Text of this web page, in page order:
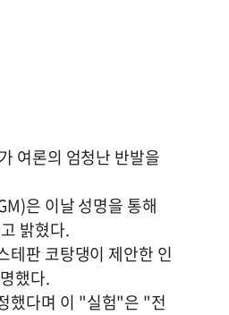
여론의 엄청난 반발을
은 이날 성명을 통해
밝혔다.
테판 코탕댕이 제안한 인
했다.
했다며 이 "실험"은 "전